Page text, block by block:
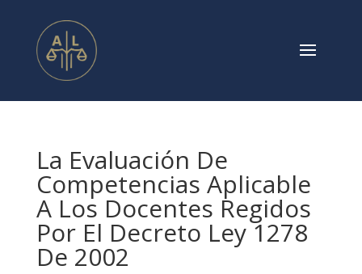
La Evaluación De
Competencias Aplicable
A Los Docentes Regidos
Por El Decreto Ley 1278
De 2002